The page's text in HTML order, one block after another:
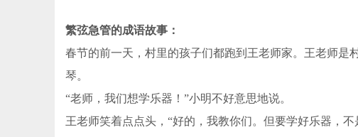
繁弦急管的成语故事：
春节的前一天，村里的孩子们都跑到王老师家。王老师
琴。
“老师，我们想学乐器！”小明不好意思地说。
王老师笑着点点头，“好的，我教你们。但要学好乐器，